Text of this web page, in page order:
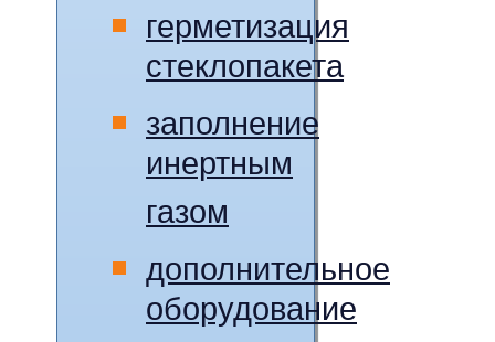
герметизация
стеклопакета
заполнение
инертным
газом
дополнительное
оборудование